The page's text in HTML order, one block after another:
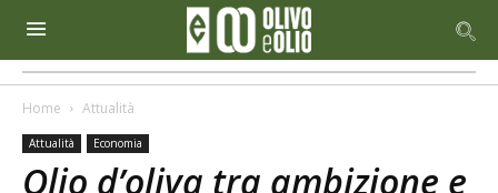
Home Attualità
Attualità Economia
Olio d’oliva tra ambizione e